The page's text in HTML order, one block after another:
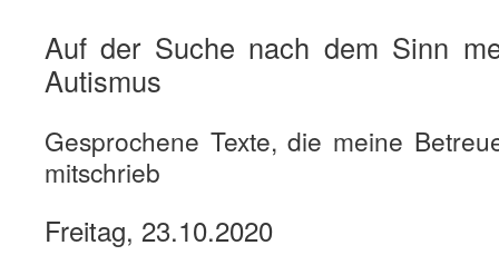
Auf der Suche nach dem Sinn
Autismus
Gesprochene Texte, die meine
mitschrieb
Freitag, 23.10.2020